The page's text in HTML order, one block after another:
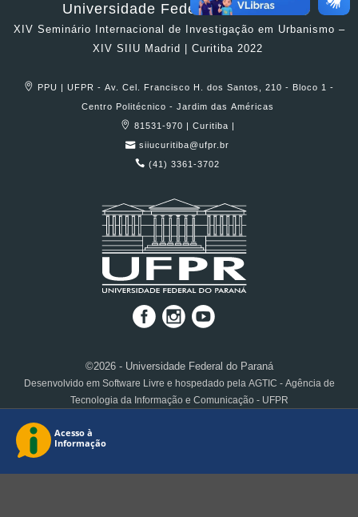
Universidade Federal do Paraná
XIV Seminário Internacional de Investigação em Urbanismo –
XIV SIIU Madrid | Curitiba 2022
PPU | UFPR - Av. Cel. Francisco H. dos Santos, 210 - Bloco 1 -
Centro Politécnico - Jardim das Américas
81531-970 | Curitiba |
siiucuritiba@ufpr.br
(41) 3361-3702
©2026 - Universidade Federal do Paraná
Desenvolvido em Software Livre e hospedado pela AGTIC - Agência de
Tecnologia da Informação e Comunicação - UFPR